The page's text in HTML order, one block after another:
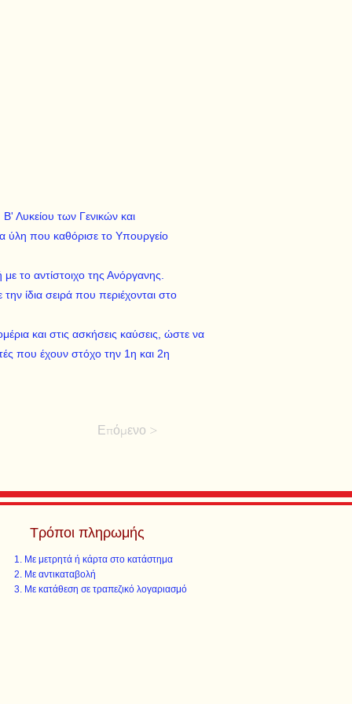
Λυκείου των Γενικών και
ύλη που καθόρισε το Υπουργείο
το αντίστοιχο της Ανόργανης.
ίδια σειρά που περιέχονται στο
και στις ασκήσεις καύσεις, ώστε να
που έχουν στόχο την 1η και 2η
Επόμενο >
Τρόποι πληρωμής
Με μετρητά ή κάρτα στο κατάστημα
Με αντικαταβολή
Με κατάθεση σε τραπεζικό λογαριασμό